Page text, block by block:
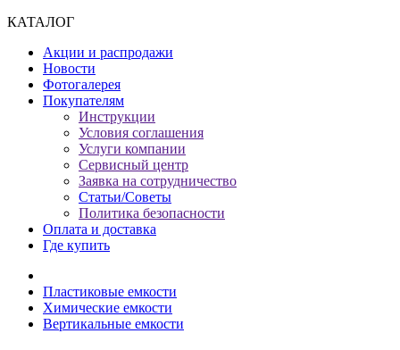
КАТАЛОГ
Акции и распродажи
Новости
Фотогалерея
Покупателям
Инструкции
Условия соглашения
Услуги компании
Сервисный центр
Заявка на сотрудничество
Статьи/Советы
Политика безопасности
Оплата и доставка
Где купить
Пластиковые емкости
Химические емкости
Вертикальные емкости